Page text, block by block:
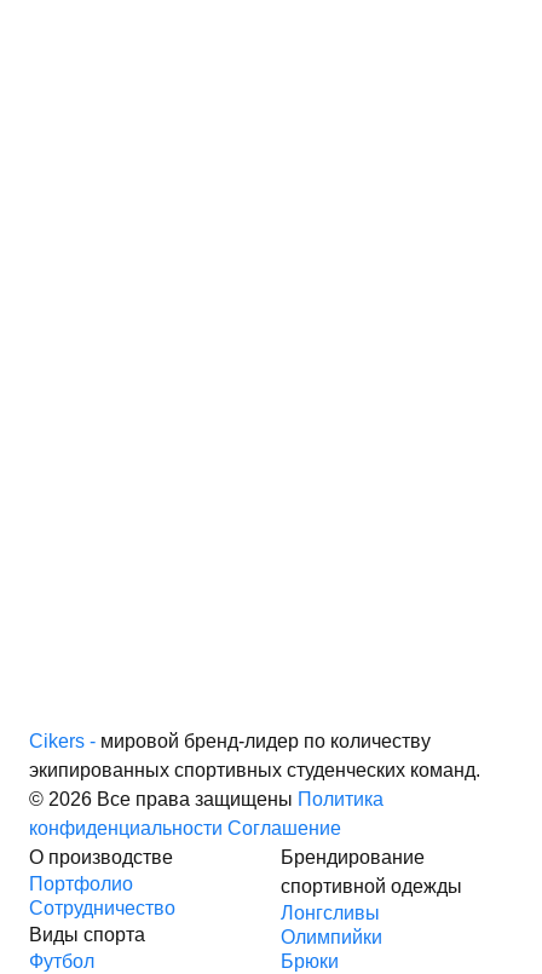
Cikers - мировой бренд-лидер по количеству
экипированных спортивных студенческих команд.
© 2026 Все права защищены Политика
конфиденциальности Соглашение
О производстве
Портфолио
Сотрудничество
Виды спорта
Футбол
Брендирование
спортивной одежды
Лонгсливы
Олимпийки
Брюки